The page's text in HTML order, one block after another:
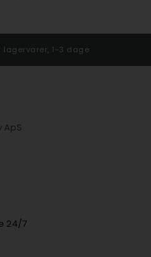
lagervarer, 1-3 dage
ApS
24/7